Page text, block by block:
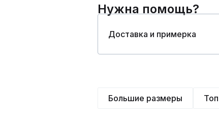
Нужна помощь?
Доставка и примерка
Большие размеры